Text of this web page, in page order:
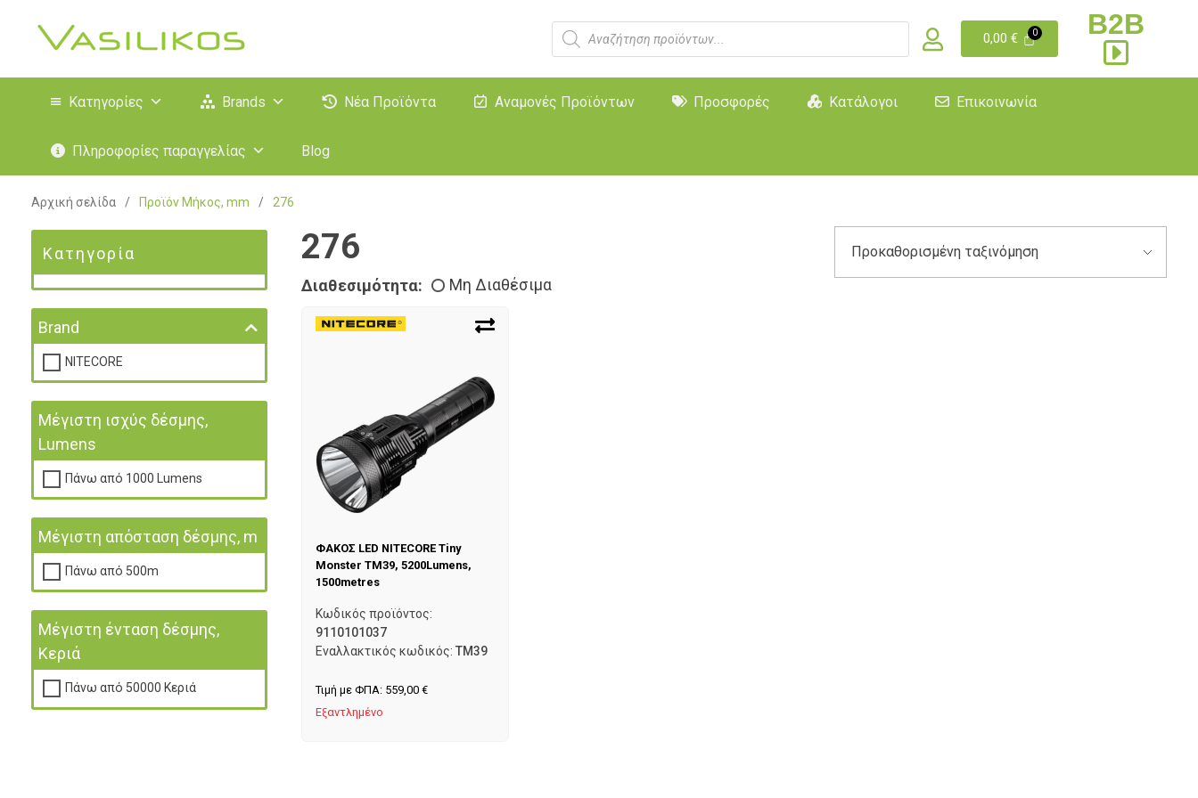
0,00€ B2B
Κατηγορίες Brands Νέα Προϊόντα Αναμονές Προϊόντων Προσφορές Κατάλογοι Επικοινωνία
Πληροφορίες παραγγελίας Blog
Αρχική σελίδα / Προϊόν Μήκος, mm / 276
276
Διαθεσιμότητα: Μη Διαθέσιμα
ΦΑΚΟΣ LED NITECORE Tiny
Monster TM39, 5200Lumens,
1500metres
Κωδικός προϊόντος:
9110101037
Εναλλακτικός κωδικός: TM39
Τιμή με ΦΠΑ: 559,00 €
Εξαντλημένο
Κατηγορία
Brand
NITECORE
Μέγιστη ισχύς δέσμης,
Lumens
Πάνω από 1000 Lumens
Μέγιστη απόσταση δέσμης, m
Πάνω από 500m
Μέγιστη ένταση δέσμης,
Κεριά
Πάνω από 50000 Κεριά